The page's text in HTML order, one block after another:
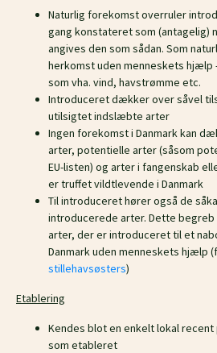
Naturlig forekomst overruler
gang konstateret som (antagelig)
angives den som sådan. Som
herkomst uden menneskets hjælp
som vha. vind, havstrømme etc.
Introduceret dækker over såvel
utilsigtet indslæbte arter
Ingen forekomst i Danmark kan
arter, potentielle arter (såsom
EU-listen) og arter i fangenskab
er truffet vildtlevende i Danmark
Til introduceret hører også de
introducerede arter. Dette
arter, der er introduceret til et
Danmark uden menneskets hjælp
stillehavsøsters)
Etablering
Kendes blot en enkelt lokal
som etableret